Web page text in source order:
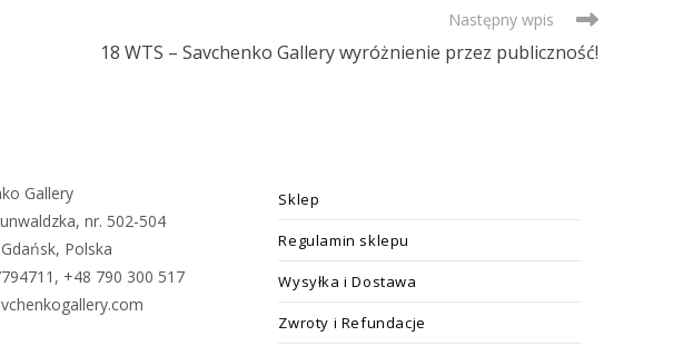
Następny wpis
18 WTS – Savchenko Gallery wyróżnienie przez publiczność!
Gallery
nr. 502-504
Polska
+48 790 300 517
Sklep
Regulamin sklepu
Wysyłka i Dostawa
Zwroty i Refundacje